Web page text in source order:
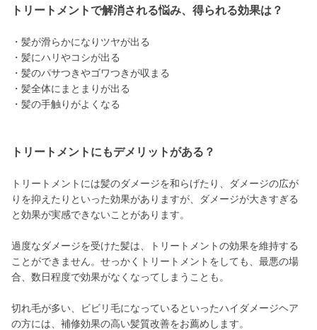
トリートメントで解消される悩み、得られる効果は？
・髪が滑らかになりツヤが出る
・髪にハリやコシが出る
・髪のパサつきやゴワつきが収まる
・髪全体にまとまりが出る
・髪の手触りがよくなる
トリートメントにもデメリットがある？
トリートメントには髪のダメージを和らげたり、ダメージの広が
りを抑えたりといった効果がありますが、ダメージが大きすぎる
と効果が実感できないことがあります。
過度なダメージを受けた髪は、トリートメントの効果を維持する
ことができません。せっかくトリートメントをしても、最悪の場
合、数日程度で効果がなくなってしまうことも。
切れ毛が多い、ビビリ毛になっているといったハイダメージヘア
の方には、補修効果の高い髪質改善をお薦めします。